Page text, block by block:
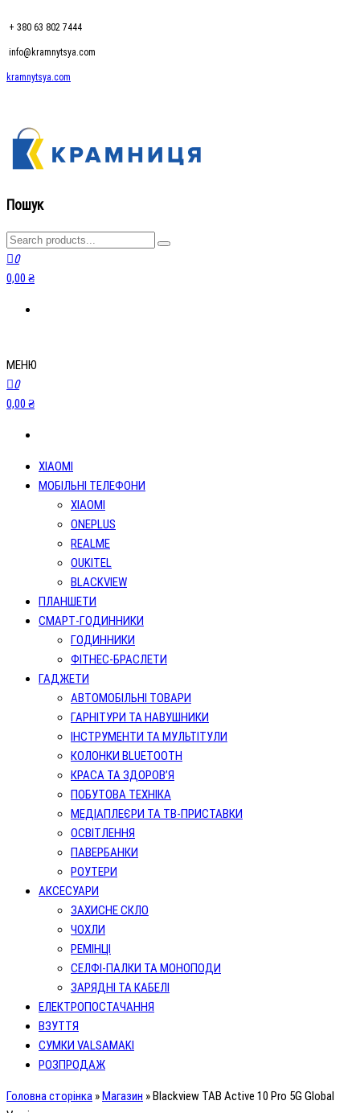
+ 380 63 802 7444
info@kramnytsya.com
kramnytsya.com
kramnytsya.com
Розумний вибір
Пошук
0
0,00 ₴
МЕНЮ
0
0,00 ₴
XIAOMI
МОБІЛЬНІ ТЕЛЕФОНИ
XIAOMI
ONEPLUS
REALME
OUKITEL
BLACKVIEW
ПЛАНШЕТИ
СМАРТ-ГОДИННИКИ
ГОДИННИКИ
ФІТНЕС-БРАСЛЕТИ
ГАДЖЕТИ
АВТОМОБІЛЬНІ ТОВАРИ
ГАРНІТУРИ ТА НАВУШНИКИ
ІНСТРУМЕНТИ ТА МУЛЬТІТУЛИ
КОЛОНКИ BLUETOOTH
КРАСА ТА ЗДОРОВ’Я
ПОБУТОВА ТЕХНІКА
МЕДІАПЛЕЄРИ ТА ТВ-ПРИСТАВКИ
ОСВІТЛЕННЯ
ПАВЕРБАНКИ
РОУТЕРИ
АКСЕСУАРИ
ЗАХИСНЕ СКЛО
ЧОХЛИ
РЕМІНЦІ
СЕЛФІ-ПАЛКИ ТА МОНОПОДИ
ЗАРЯДНІ ТА КАБЕЛІ
ЕЛЕКТРОПОСТАЧАННЯ
ВЗУТТЯ
СУМКИ VALSAMAKI
РОЗПРОДАЖ
Головна сторінка »Магазин »Blackview TAB Active 10 Pro 5G Global